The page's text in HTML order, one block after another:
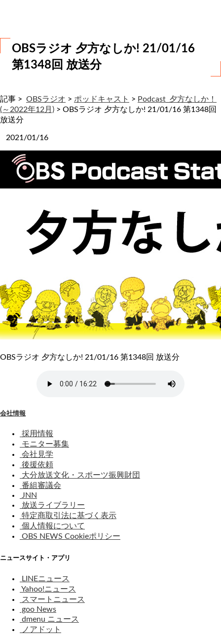
OBSラジオ 夕方なしか! 21/01/16
第1348回 放送分
記事 > OBSラジオ > ポッドキャスト > Podcast_夕方なしか！
(～2022年12月) > OBSラジオ 夕方なしか! 21/01/16 第1348回
放送分
2021/01/16
OBSラジオ 夕方なしか! 21/01/16 第1348回 放送分
会社情報
採用情報
モニター募集
会社見学
後援依頼
大分放送文化・スポーツ振興財団
番組審議会
JNN
放送ライブラリー
特定商取引法に基づく表示
個人情報について
OBS NEWS Cookieポリシー
ニュースサイト・アプリ
LINEニュース
Yahoo!ニュース
スマートニュース
goo News
dmenu ニュース
ノアドット